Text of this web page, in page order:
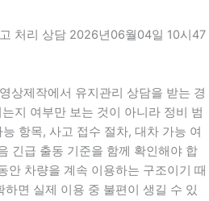
처리 상담 2026년06월04일 10시47
상제작에서 유지관리 상담을 받는 경
지 여부만 보는 것이 아니라 정비 범
항목, 사고 접수 절차, 대차 가능 여
긴급 출동 기준을 함께 확인해야 합
안 차량을 계속 이용하는 구조이기 때
면 실제 이용 중 불편이 생길 수 있